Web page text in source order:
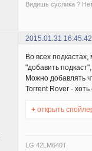
Видишь суслика ?
2015.01.31 16:45:42
Во всех
"добавить
Можно добавлять
Torrent Rover - хоть
+ открыть
LG 42LM640T